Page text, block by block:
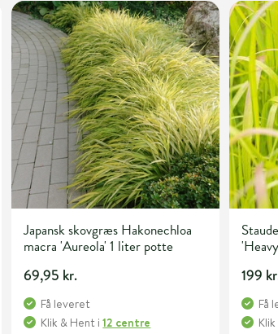
Japansk skovgræs Hakonechloa
macra 'Aureola' 1 liter potte
69,95 kr.
Få leveret
Klik & Hent i12 centre
199
Få